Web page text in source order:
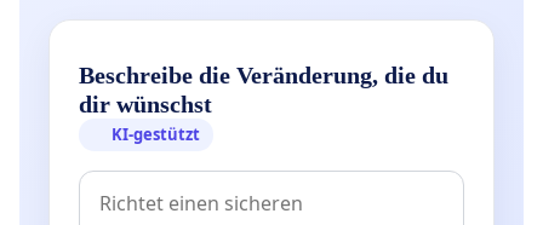
Beschreibe die Veränderung, die du
dir wünschst
KI-gestützt